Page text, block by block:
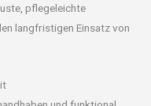
pflegeleichte
langfristigen Einsatz von